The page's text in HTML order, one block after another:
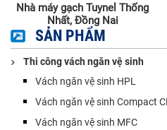
Nhà máy gạch Tuynel Thống
Nhất, Đồng Nai
SẢN PHẨM
Thi công vách ngăn vệ sinh
Vách ngăn vệ sinh HPL
Vách ngăn vệ sinh Compact
Vách ngăn vệ sinh MFC